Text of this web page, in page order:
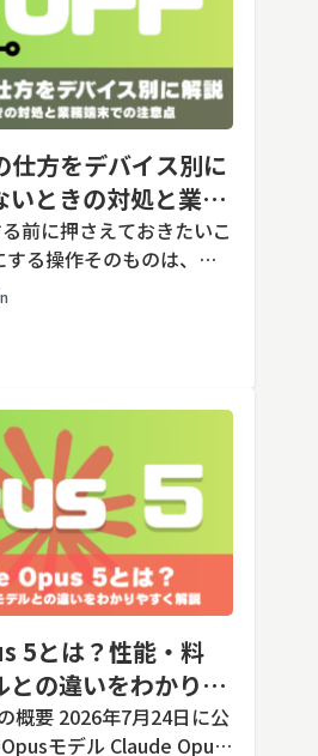
仕方をデバイス別に
いときの対処と業務
点前に押さえておきたいこ
する操作そのものは、ど
プから数クリックで完了
5とは？性能・料
との違いをわかりや
概要 2026年7月24日に公
モデル Claude Opus